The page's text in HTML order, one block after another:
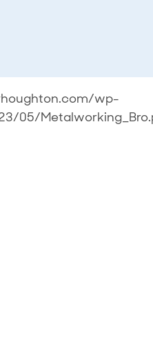
wp-
05/